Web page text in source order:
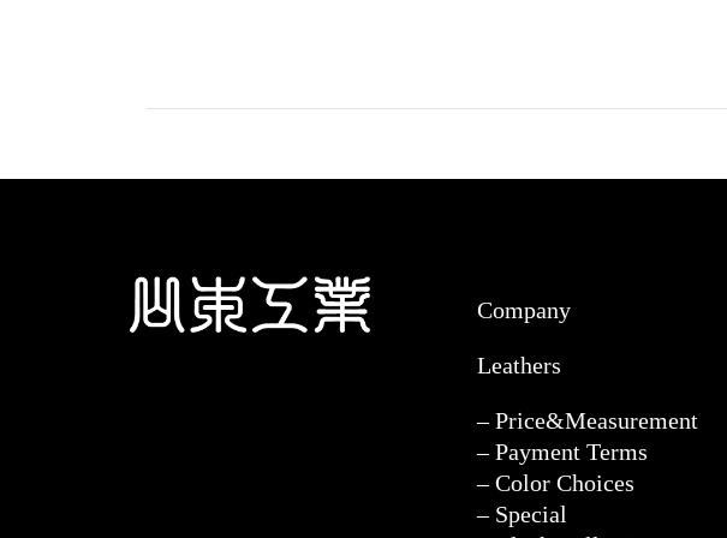
Company
Leathers
– Price&Measurement
– Payment Terms
– Color Choices
– Special